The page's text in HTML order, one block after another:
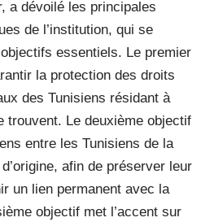
a dévoilé les principales
de l’institution, qui se
essentiels. Le premier
la protection des droits
des Tunisiens résidant à
trouvent. Le deuxième objectif
entre les Tunisiens de la
afin de préserver leur
un lien permanent avec la
objectif met l’accent sur